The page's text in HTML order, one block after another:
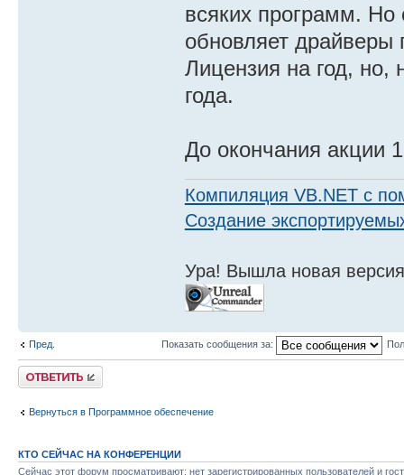
всяких программ. Но
обновляет
Лицензия на год, но,
года.
До окончания акции
Компиляция VB.NET с
Создание
Ура! Вышла новая
Пред. Показать сообщения за:
Ответить
Вернуться в Программное обеспечение
КТО СЕЙЧАС НА КОНФЕРЕНЦИИ
Сейчас этот форум просматривают: нет зарегистрированных пользователей и